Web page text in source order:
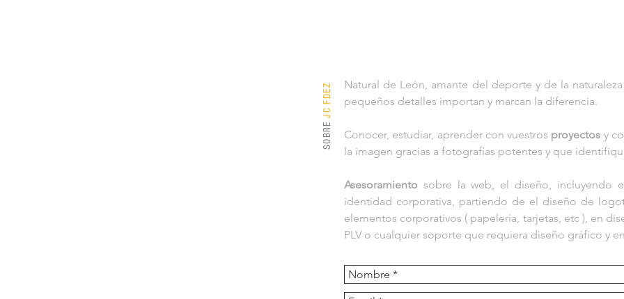
Natural de León, amante del deporte y de la
pequeños detalles importan y marcan la diferencia.
Conocer, estudiar, aprender con vuestros proyectos y
la imagen gracias a fotografías potentes y que
Asesoramiento sobre la web, el diseño, incluyendo
identidad corporativa, partiendo de el diseño de
elementos corporativos ( papelería, tarjetas, etc ), en
PLV o cualquier soporte que requiera diseño gráfico y
SOBRE
JC FDEZ